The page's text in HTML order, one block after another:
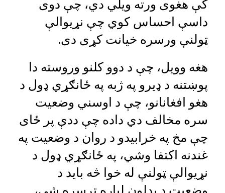
کې هغوی ورته ویلي دي، چې دوی
داسې احساس کوي چې نړیوالې
ټولنې ورسره خیانت کړی دی.
هغه وویل، چې د دوو کلنو وروسته دا
پوښتنه د ډیرو په ژبه په ځانګړي ډول د
هغو افغانانو، چې د اوسني وضعیت
سره مخالف دي داده چې ددې پر ځای
چې مخ په خرابیدو د روان د وضعیت په
غندنه اکتفا وشي، په ځانګړي ډول د
نړیوالې ټولنې له خوا څه باید د
وضعیت د بدلون لپاره ترسره شي،